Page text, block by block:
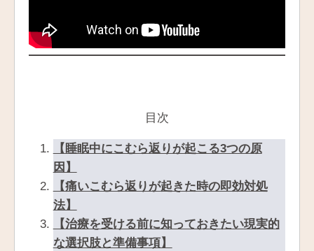
目次
【睡眠中にこむら返りが起こる3つの原
因】
【痛いこむら返りが起きた時の即効対処
法】
【治療を受ける前に知っておきたい現実的
な選択肢と準備事項】